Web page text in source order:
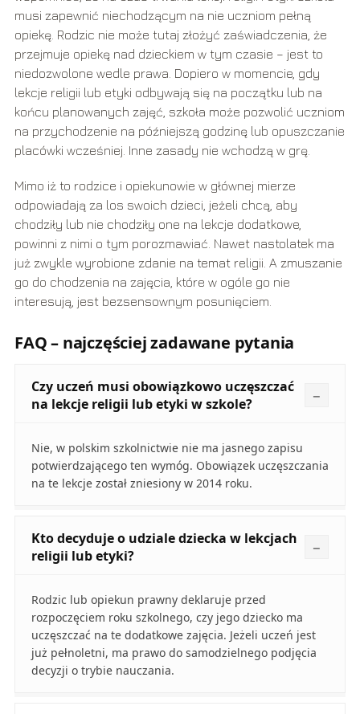
musi zapewnić niechodzącym na nie uczniom pełną
opiekę. Rodzic nie może tutaj złożyć zaświadczenia, że
przejmuje opiekę nad dzieckiem w tym czasie – jest to
niedozwolone wedle prawa. Dopiero w momencie, gdy
lekcje religii lub etyki odbywają się na początku lub na
końcu planowanych zajęć, szkoła może pozwolić uczniom
na przychodzenie na późniejszą godzinę lub opuszczanie
placówki wcześniej. Inne zasady nie wchodzą w grę.
Mimo iż to rodzice i opiekunowie w głównej mierze
odpowiadają za los swoich dzieci, jeżeli chcą, aby
chodziły lub nie chodziły one na lekcje dodatkowe,
powinni z nimi o tym porozmawiać. Nawet nastolatek ma
już zwykle wyrobione zdanie na temat religii. A zmuszanie
go do chodzenia na zajęcia, które w ogóle go nie
interesują, jest bezsensownym posunięciem.
FAQ – najczęściej zadawane pytania
Czy uczeń musi obowiązkowo uczęszczać
na lekcje religii lub etyki w szkole?
Nie, w polskim szkolnictwie nie ma jasnego zapisu
potwierdzającego ten wymóg. Obowiązek uczęszczania
na te lekcje został zniesiony w 2014 roku.
Kto decyduje o udziale dziecka w lekcjach
religii lub etyki?
Rodzic lub opiekun prawny deklaruje przed
rozpoczęciem roku szkolnego, czy jego dziecko ma
uczęszczać na te dodatkowe zajęcia. Jeżeli uczeń jest
już pełnoletni, ma prawo do samodzielnego podjęcia
decyzji o trybie nauczania.